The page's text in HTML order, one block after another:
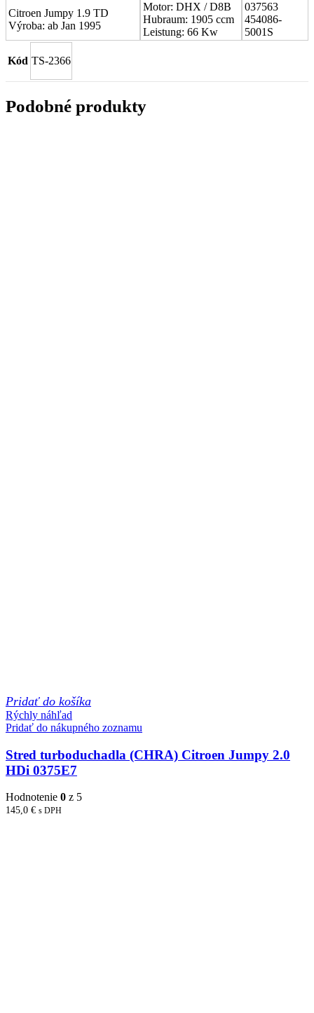
Citroen Jumpy 1.9 TD
Výroba: ab Jan 1995
Motor: DHX / D8B
Hubraum: 1905 ccm
Leistung: 66 Kw
037563
454086-
5001S
Kód TS-2366
Podobné produkty
Pridať do košíka
Rýchly náhľad
Pridať do nákupného zoznamu
Stred turboduchadla (CHRA) Citroen Jumpy 2.0
HDi 0375E7
Hodnotenie 0 z 5
145,0 € s DPH